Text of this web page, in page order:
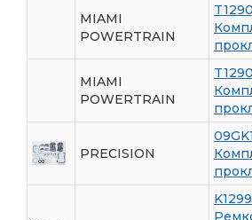
MIAMI
POWERTRAIN
MIAMI
POWERTRAIN
PRECISION